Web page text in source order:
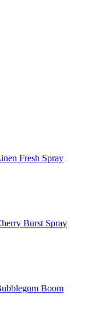
Fresh Spray
Burst Spray
Boom